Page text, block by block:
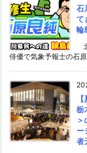
石
て
輪
俳優で気象予報士の石
栃
ー
者